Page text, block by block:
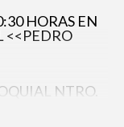
HORAS EN
<<PEDRO
NTRO.